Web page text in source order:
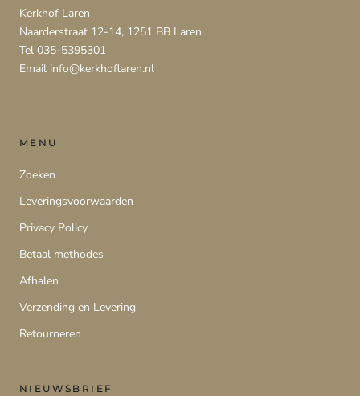
Kerkhof Laren
Naarderstraat 12-14, 1251 BB Laren
Tel 035-5395301
Email info@kerkhoflaren.nl
MENU
Zoeken
Leveringsvoorwaarden
Privacy Policy
Betaal methodes
Afhalen
Verzending en Levering
Retourneren
NIEUWSBRIEF